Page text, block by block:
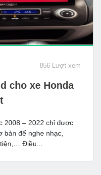
856 Lượt xem
cho xe Honda
2008 – 2022 chỉ được
bản để nghe nhạc,
tiện,… Điều...